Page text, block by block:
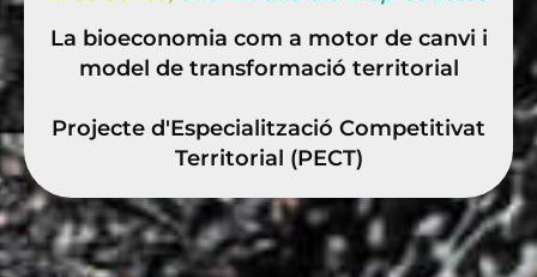
La bioeconomia com a motor de canvi i
model de transformació territorial
Projecte d'Especialització Competitivat
Territorial (PECT)